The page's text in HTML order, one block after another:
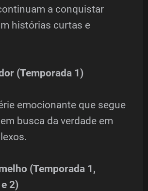
a conquistar
histórias curtas e
(Temporada 1)
emocionante que segue
busca da verdade em
(Temporada 1,
2)